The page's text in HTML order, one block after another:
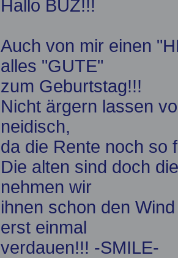
Hallo BUZ!!!
Auch von mir einen
alles "GUTE"
zum Geburtstag!!!
Nicht ärgern lassen
neidisch,
da die Rente noch so
Die alten sind doch
nehmen wir
ihnen schon den
erst einmal
verdauen!!! -SMILE-